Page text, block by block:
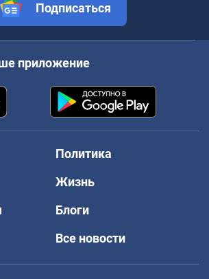
Подписаться
приложение
Политика
Жизнь
Блоги
Все новости